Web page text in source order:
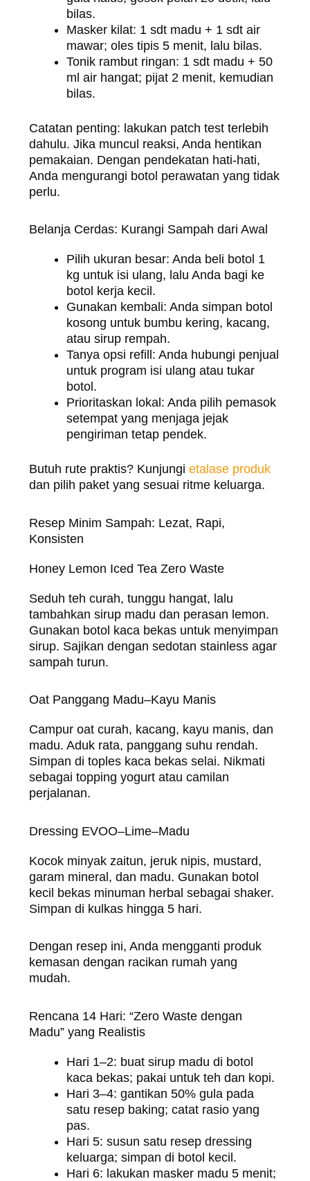
bilas.
Masker kilat: 1 sdt madu + 1 sdt air
mawar; oles tipis 5 menit, lalu bilas.
Tonik rambut ringan: 1 sdt madu + 50
ml air hangat; pijat 2 menit, kemudian
bilas.
Catatan penting: lakukan patch test terlebih
dahulu. Jika muncul reaksi, Anda hentikan
pemakaian. Dengan pendekatan hati-hati,
Anda mengurangi botol perawatan yang tidak
perlu.
Belanja Cerdas: Kurangi Sampah dari Awal
Pilih ukuran besar: Anda beli botol 1
kg untuk isi ulang, lalu Anda bagi ke
botol kerja kecil.
Gunakan kembali: Anda simpan botol
kosong untuk bumbu kering, kacang,
atau sirup rempah.
Tanya opsi refill: Anda hubungi penjual
untuk program isi ulang atau tukar
botol.
Prioritaskan lokal: Anda pilih pemasok
setempat yang menjaga jejak
pengiriman tetap pendek.
Butuh rute praktis? Kunjungietalase produk
dan pilih paket yang sesuai ritme keluarga.
Resep Minim Sampah: Lezat, Rapi,
Konsisten
Honey Lemon Iced Tea Zero Waste
Seduh teh curah, tunggu hangat, lalu
tambahkan sirup madu dan perasan lemon.
Gunakan botol kaca bekas untuk menyimpan
sirup. Sajikan dengan sedotan stainless agar
sampah turun.
Oat Panggang Madu–Kayu Manis
Campur oat curah, kacang, kayu manis, dan
madu. Aduk rata, panggang suhu rendah.
Simpan di toples kaca bekas selai. Nikmati
sebagai topping yogurt atau camilan
perjalanan.
Dressing EVOO–Lime–Madu
Kocok minyak zaitun, jeruk nipis, mustard,
garam mineral, dan madu. Gunakan botol
kecil bekas minuman herbal sebagai shaker.
Simpan di kulkas hingga 5 hari.
Dengan resep ini, Anda mengganti produk
kemasan dengan racikan rumah yang
mudah.
Rencana 14 Hari: “Zero Waste dengan
Madu” yang Realistis
Hari 1–2: buat sirup madu di botol
kaca bekas; pakai untuk teh dan kopi.
Hari 3–4: gantikan 50% gula pada
satu resep baking; catat rasio yang
pas.
Hari 5: susun satu resep dressing
keluarga; simpan di botol kecil.
Hari 6: lakukan masker madu 5 menit;